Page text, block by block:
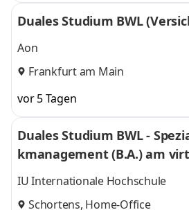
Duales Studium BWL
Aon
Frankfurt am Main
vor 5 Tagen
Duales Studium BWL -
kmanagement (B.A.) am
Nordfrost GmbH & Co. KG
IU Internationale Hochschule
Schortens, Home-Office